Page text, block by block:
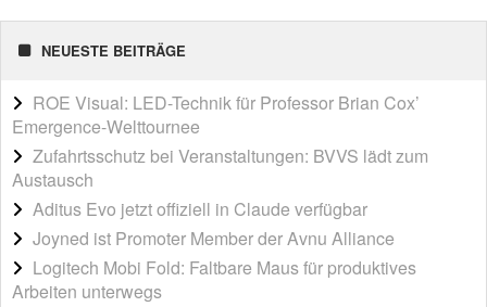
NEUESTE BEITRÄGE
ROE Visual: LED-Technik für Professor Brian Cox’
Emergence-Welttournee
Zufahrtsschutz bei Veranstaltungen: BVVS lädt zum
Austausch
Aditus Evo jetzt offiziell in Claude verfügbar
Joyned ist Promoter Member der Avnu Alliance
Logitech Mobi Fold: Faltbare Maus für produktives
Arbeiten unterwegs